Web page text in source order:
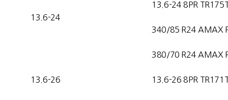
13.6-24
13.6-24 8PR
340/85 R24 AMAX
380/70 R24 AMAX
13.6-26 13.6-26 8PR